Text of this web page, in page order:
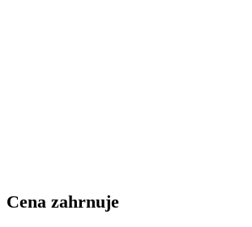
Cena zahrnuje